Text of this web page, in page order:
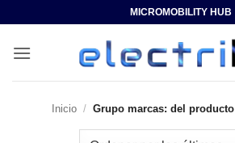
contenido
MICROMOBILITY HUB
Inicio / Grupo marcas: del producto